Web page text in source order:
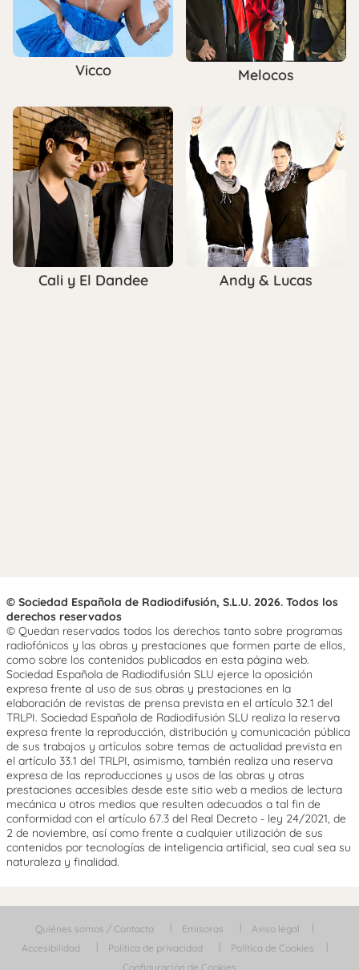
Vicco Melocos
Cali y El Dandee Andy & Lucas
© Sociedad Española de Radiodifusión, S.L.U. 2026. Todos los
derechos reservados
© Quedan reservados todos los derechos tanto sobre programas
radiofónicos y las obras y prestaciones que formen parte de ellos,
como sobre los contenidos publicados en esta página web.
Sociedad Española de Radiodifusión SLU ejerce la oposición
expresa frente al uso de sus obras y prestaciones en la
elaboración de revistas de prensa prevista en el artículo 32.1 del
TRLPI. Sociedad Española de Radiodifusión SLU realiza la reserva
expresa frente la reproducción, distribución y comunicación pública
de sus trabajos y artículos sobre temas de actualidad prevista en
el artículo 33.1 del TRLPI, asimismo, también realiza una reserva
expresa de las reproducciones y usos de las obras y otras
prestaciones accesibles desde este sitio web a medios de lectura
mecánica u otros medios que resulten adecuados a tal fin de
conformidad con el artículo 67.3 del Real Decreto - ley 24/2021, de
2 de noviembre, así como frente a cualquier utilización de sus
contenidos por tecnologías de inteligencia artificial, sea cual sea su
naturaleza y finalidad.
Quiénes somos / Contacta Emisoras
Aviso legal
Accesibilidad
Política de privacidad
Política de Cookies
Configuración de Cookies